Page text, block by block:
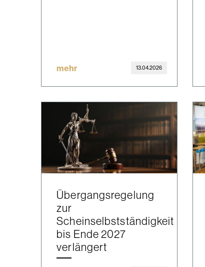
mehr 13.04.2026
Übergangsregelung
zur
Scheinselbstständigkeit
bis Ende 2027
verlängert